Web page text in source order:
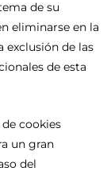
de su
eliminarse en la
exclusión de las
de esta
cookies
un gran
del